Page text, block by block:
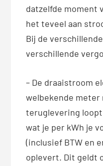
datzelfde moment
het teveel aan
Bij de
verschillende
– De draaistroom
welbekende meter
teruglevering
wat je per kWh je
(inclusief BTW en
oplevert. Dit geldt